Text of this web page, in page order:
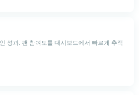
성과, 팬 참여도를 대시보드에서 빠르게 추적